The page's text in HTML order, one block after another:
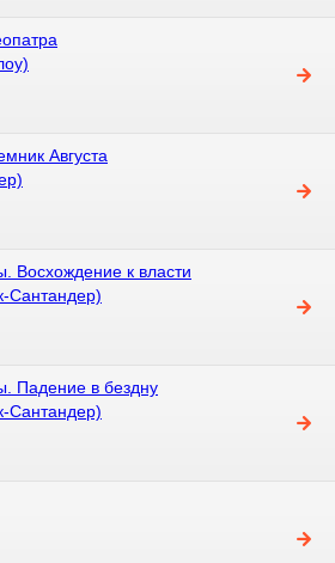
Августа
Восхождение к власти
Сантандер)
Падение в бездну
Сантандер)